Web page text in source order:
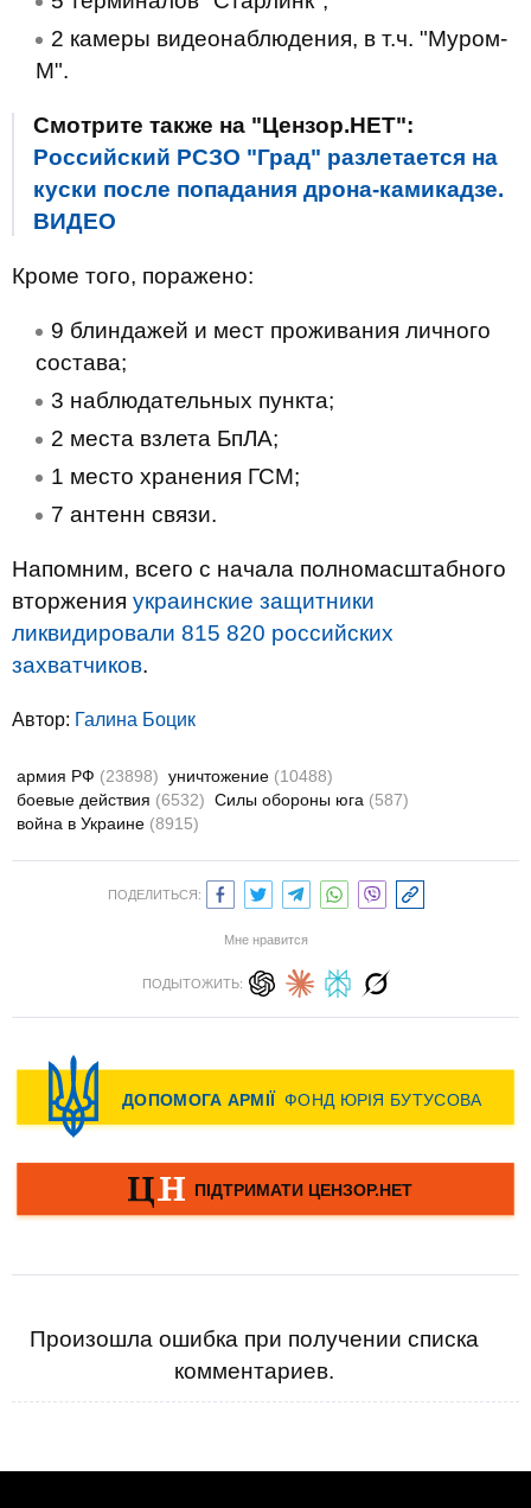
2 камеры видеонаблюдения, в т.ч. "Муром-
М".
Смотрите также на "Цензор.НЕТ":
Российский РСЗО "Град" разлетается на
куски после попадания дрона-камикадзе.
ВИДЕО
Кроме того, поражено:
9 блиндажей и мест проживания личного
состава;
3 наблюдательных пункта;
2 места взлета БпЛА;
1 место хранения ГСМ;
7 антенн связи.
Напомним, всего с начала полномасштабного
вторжения украинские защитники
ликвидировали 815 820 российских
захватчиков.
Автор: Галина Боцик
армия РФ (23898) уничтожение (10488)
боевые действия (6532) Силы обороны юга (587)
война в Украине (8915)
ПОДЕЛИТЬСЯ:
Мне нравится
ПОДЫТОЖИТЬ:
Произошла ошибка при получении списка
комментариев.